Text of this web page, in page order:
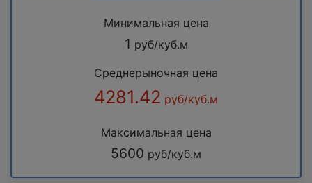
Минимальная цена
1 руб/куб.м
Среднерыночная цена
4281.42 руб/куб.м
Максимальная цена
5600 руб/куб.м